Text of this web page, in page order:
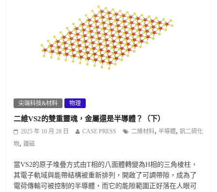
尖端科技&材料 物理
二維VS2的雙重靈魂，金屬還是半導體？（下）
2025 年 10 月 28 日 CASE PRESS 二維材料,半導體,釩二硫化
物,鐵磁
當VS2的原子堆疊方式由T相的八面體轉變為H相的三角棱柱，
其電子軌域與能帶結構被重新排列，開啟了可調帶隙，成為了
電荷傳輸可被控制的半導體，而它的能隙範圍正好落在人眼可